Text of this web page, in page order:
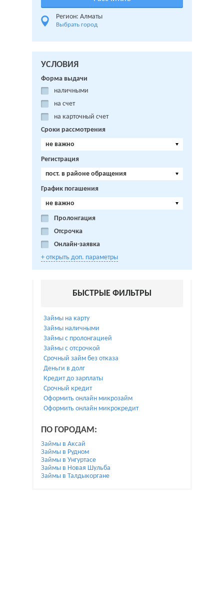
Регион: Алматы
Выбрать город
УСЛОВИЯ
Форма выдачи
наличными
на счет
на карточный счет
Сроки рассмотрения
не важно
Регистрация
пост. в районе обращения
График погашения
не важно
Пролонгация
Отсрочка
Онлайн-заявка
+ открыть доп. параметры
БЫСТРЫЕ ФИЛЬТРЫ
Займы на карту
Займы наличными
Займы с пролонгацией
Займы с отсрочкой
Срочный займ без отказа
Деньги в долг
Кредит до зарплаты
Срочный кредит
Оформить онлайн микрозайм
Оформить онлайн микрокредит
ПО ГОРОДАМ:
Займы в Аксай
Займы в Рудном
Займы в Унгуртасе
Займы в Новая Шульба
Займы в Талдыкоргане